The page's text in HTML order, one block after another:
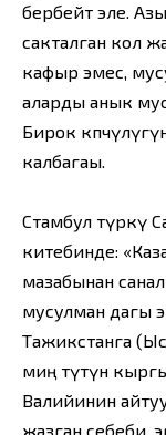
бербейт эле.
сакталган кол
кафыр эмес,
аларды анык
Бирок
калбагаы.
Стамбул түркү
китебинде:
мазабынан
мусулман дагы
Тажикстанга
миң түтүн
Валийинин
жазган себеби,